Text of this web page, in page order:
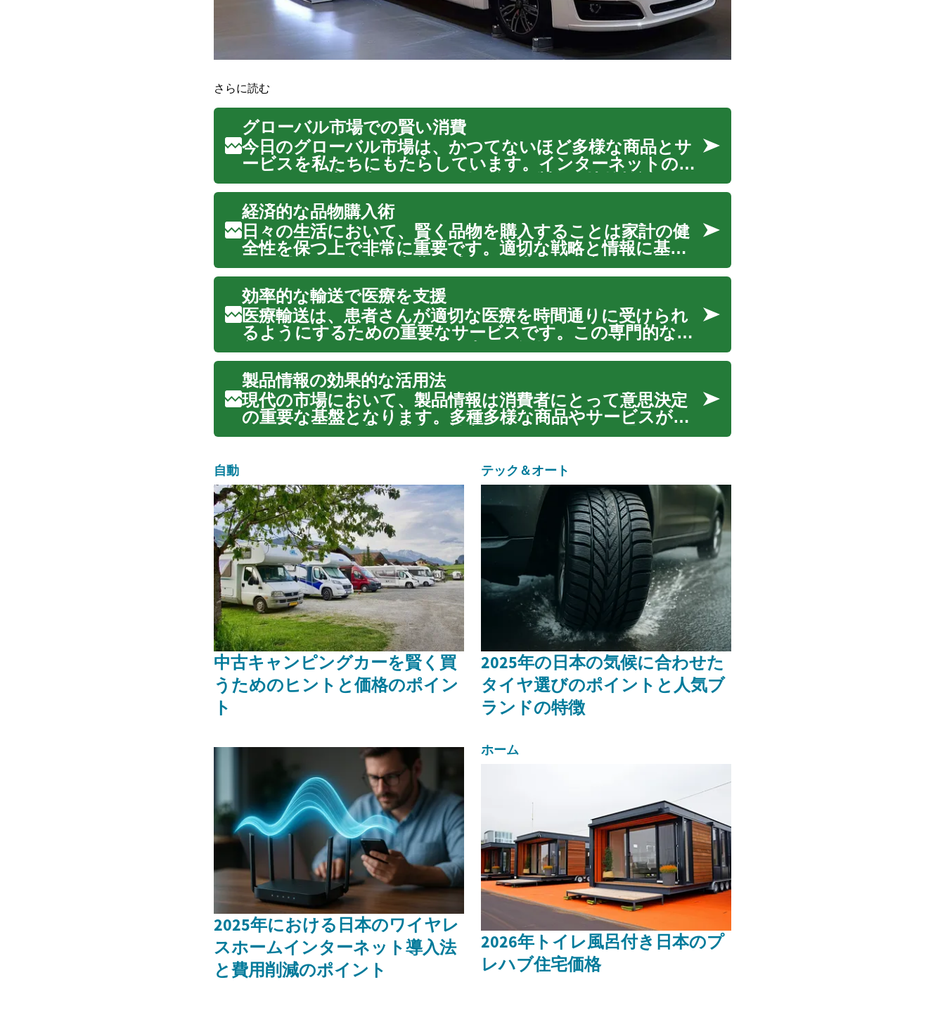
さらに読む
グローバル市場での賢い消費
今日のグローバル市場は、かつてないほど多様な商品とサ
ービスを私たちにもたらしています。インターネットの普
及により、世界中のあらゆる場所から製品を比較検討し、
購入することが可能になりました。しかし、この広大な選
択肢は、同時に賢明な判断と...
経済的な品物購入術
日々の生活において、賢く品物を購入することは家計の健
全性を保つ上で非常に重要です。適切な戦略と情報に基づ
いた選択は、無駄な出費を減らし、購入する商品の価値を
最大化する手助けとなります。多様な市場の中から自身の
ニーズに合った商品を見つけ...
効率的な輸送で医療を支援
医療輸送は、患者さんが適切な医療を時間通りに受けられ
るようにするための重要なサービスです。この専門的な役
割を担うドライバーは、単に車両を運転するだけでなく、
患者さんの安全と快適性を確保しながら、医療機関間のス
ムーズな連携を支える重要な...
製品情報の効果的な活用法
現代の市場において、製品情報は消費者にとって意思決定
の重要な基盤となります。多種多様な商品やサービスがあ
ふれる中で、適切な情報を効率的に見つけ出し、理解し、
自動
中古キャンピングカーを賢く買
うためのヒントと価格のポイン
ト
テック＆オート
2025年の日本の気候に合わせた
タイヤ選びのポイントと人気ブ
ランドの特徴
2025年における日本のワイヤレ
スホームインターネット導入法
と費用削減のポイント
ホーム
2026年トイレ風呂付き日本のプ
レハブ住宅価格